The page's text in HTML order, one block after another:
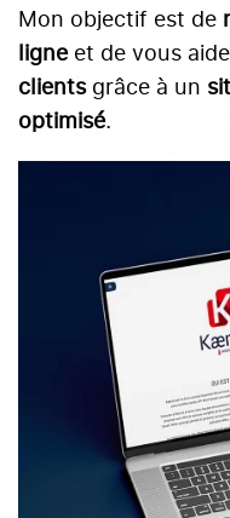
Mon objectif est de
ligne et de vous
clientsgrâce à un
optimisé.